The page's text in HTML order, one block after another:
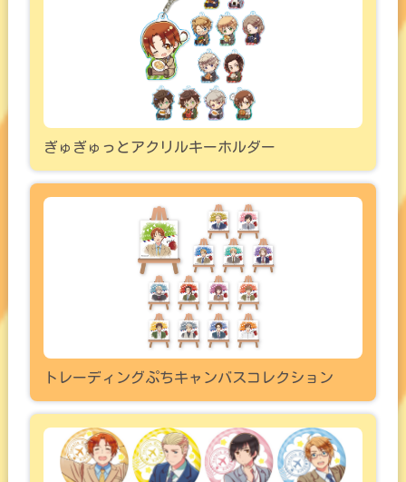
ぎゅぎゅっとアクリルキーホルダー
トレーディングぷちキャンバスコレクション